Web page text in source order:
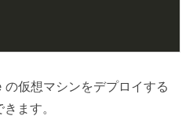
仮想マシンをデプロイする
ます。